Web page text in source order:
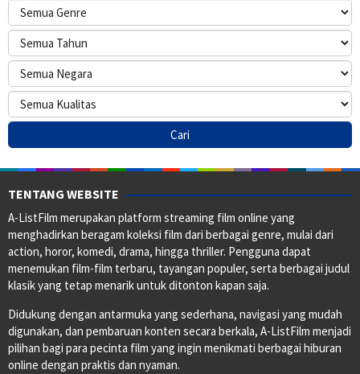
TENTANG WEBSITE
A-ListFilm merupakan platform streaming film online yang
menghadirkan beragam koleksi film dari berbagai genre, mulai dari
action, horor, komedi, drama, hingga thriller. Pengguna dapat
menemukan film-film terbaru, tayangan populer, serta berbagai judul
klasik yang tetap menarik untuk ditonton kapan saja.
Didukung dengan antarmuka yang sederhana, navigasi yang mudah
digunakan, dan pembaruan konten secara berkala, A-ListFilm menjadi
pilihan bagi para pecinta film yang ingin menikmati berbagai hiburan
online dengan praktis dan nyaman.